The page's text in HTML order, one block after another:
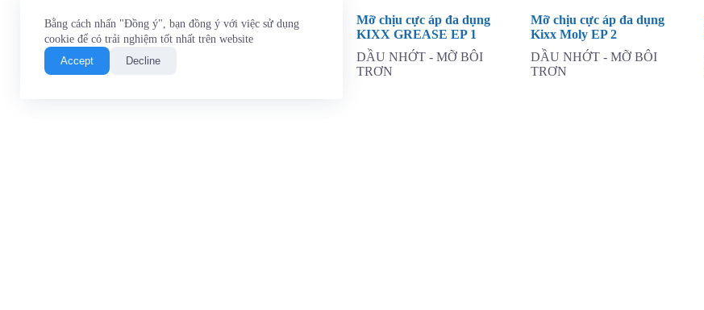
Bằng cách nhấn "Đồng ý", bạn đồng ý với việc sử dụng
cookie để có trải nghiệm tốt nhất trên website
Accept
Decline
Mỡ chịu cực áp đa dụng
KIXX GREASE EP 1
DẦU NHỚT - MỠ BÔI
TRƠN
Mỡ chịu cực áp đa dụng
Kixx Moly EP 2
DẦU NHỚT - MỠ BÔI
TRƠN